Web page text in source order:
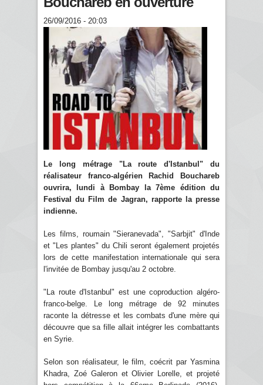
26/09/2016 - 20:03
Le long métrage "La route d'Istanbul" du
réalisateur franco-algérien Rachid Bouchareb
ouvrira, lundi à Bombay la 7ème édition du
Festival du Film de Jagran, rapporte la presse
indienne.
Les films, roumain "Sieranevada", "Sarbjit" d'Inde
et "Les plantes" du Chili seront également projetés
lors de cette manifestation internationale qui sera
l'invitée de Bombay jusqu'au 2 octobre.
"La route d'Istanbul" est une coproduction algéro-
franco-belge. Le long métrage de 92 minutes
raconte la détresse et les combats d'une mère qui
découvre que sa fille allait intégrer les combattants
en Syrie.
Selon son réalisateur, le film, coécrit par Yasmina
Khadra, Zoé Galeron et Olivier Lorelle, et projeté